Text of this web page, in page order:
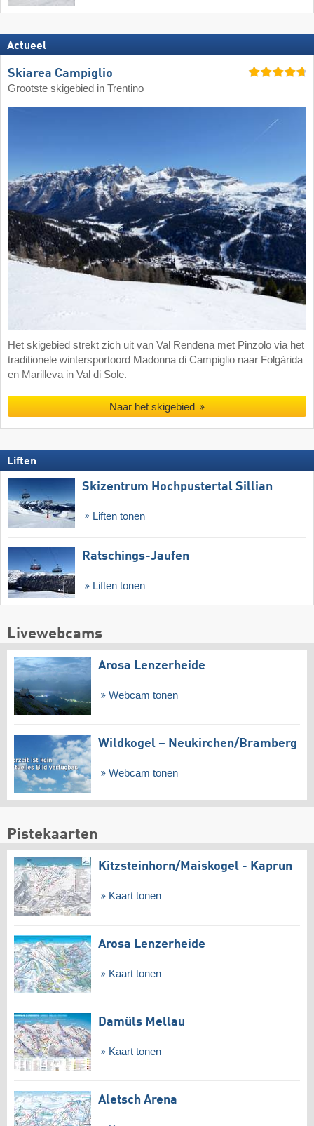
Actueel
Skiarea Campiglio
Grootste skigebied in Trentino
Het skigebied strekt zich uit van Val Rendena met Pinzolo via het
traditionele wintersportoord Madonna di Campiglio naar Folgàrida
en Marilleva in Val di Sole.
Naar het skigebied
Liften
Skizentrum Hochpustertal Sillian
Liften tonen
Ratschings-Jaufen
Liften tonen
Livewebcams
Arosa Lenzerheide
Webcam tonen
Wildkogel – Neukirchen/​Bramberg
Webcam tonen
Pistekaarten
Kitzsteinhorn/​Maiskogel - Kaprun
Kaart tonen
Arosa Lenzerheide
Kaart tonen
Damüls Mellau
Kaart tonen
Aletsch Arena